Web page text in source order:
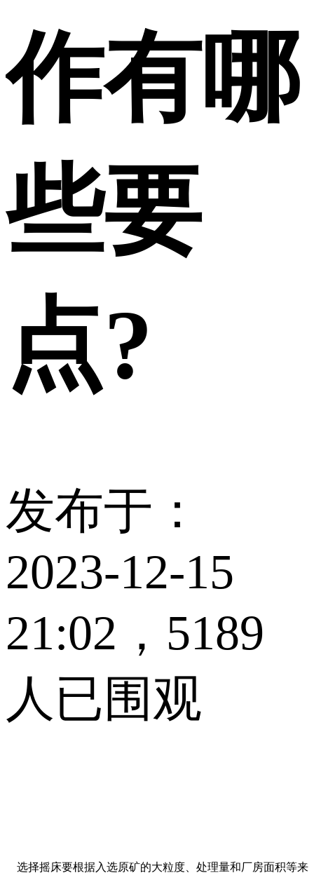
作有哪
些要
点?
发布于：
2023-12-15
21:02，5189
人已围观
选择摇床要根据入选原矿的大粒度、处理量和厂房面积等来